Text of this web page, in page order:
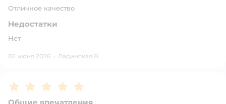
Отличное качество
Недостатки
Нет
02 июня 2026 · Ладинская В.
Рейтинг:5